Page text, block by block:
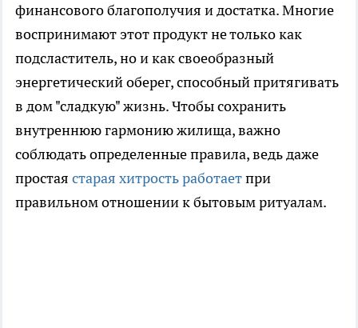
финансового благополучия и достатка. Многие
воспринимают этот продукт не только как
подсластитель, но и как своеобразный
энергетический оберег, способный притягивать
в дом "сладкую" жизнь. Чтобы сохранить
внутреннюю гармонию жилища, важно
соблюдать определенные правила, ведь даже
простая старая хитрость работаетпри
правильном отношении к бытовым ритуалам.